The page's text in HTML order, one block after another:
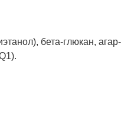
бета-глюкан,